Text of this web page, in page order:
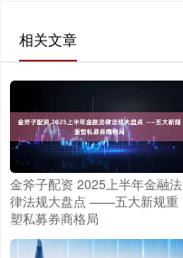
相关文章
金斧子配资 2025上半年金融法
律法规大盘点 ——五大新规重
塑私募券商格局